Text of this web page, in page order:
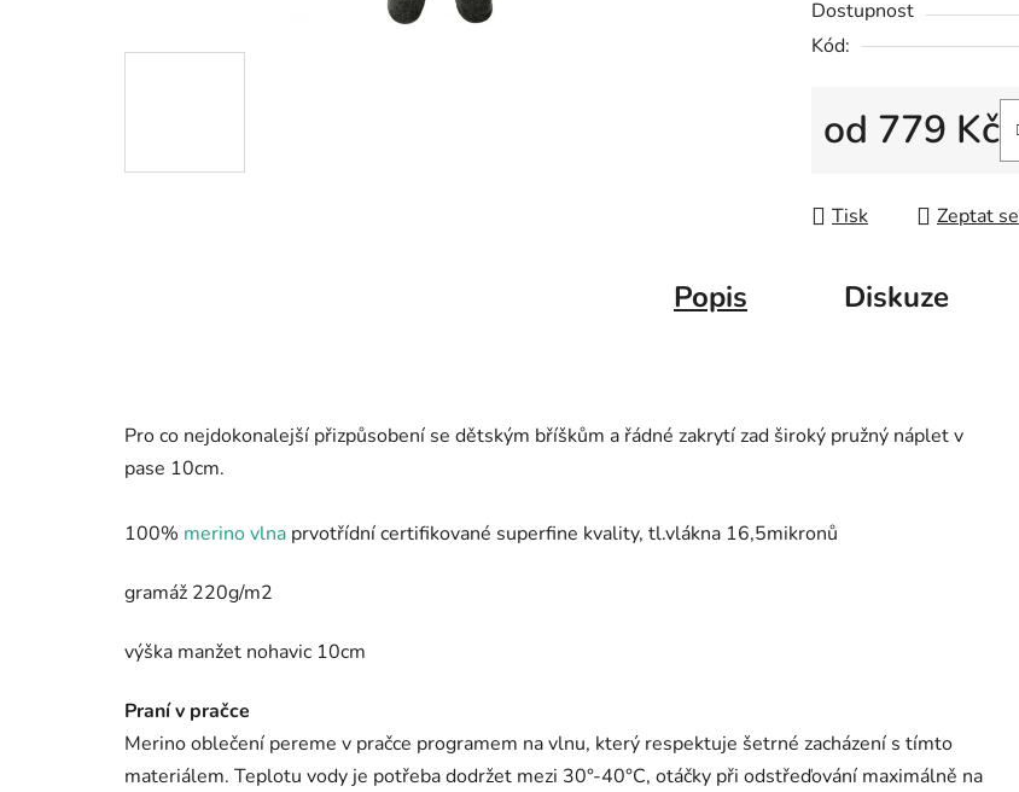
Dostupnost
Kód:
od 779 Kč
Tisk Zeptat se
Popis Diskuze
Pro co nejdokonalejší přizpůsobení se dětským bříškům a řádné zakrytí zad široký pružný náplet v
pase 10cm.
100% merino vlna prvotřídní certifikované superfine kvality, tl.vlákna 16,5mikronů
gramáž 220g/m2
výška manžet nohavic 10cm
Praní v pračce
Merino oblečení pereme v pračce programem na vlnu, který respektuje šetrné zacházení s tímto
materiálem. Teplotu vody je potřeba dodržet mezi 30°-40°C, otáčky při odstřeďování maximálně na